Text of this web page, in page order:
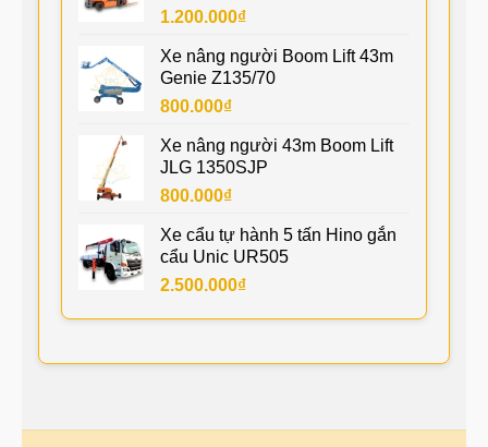
1.200.000₫
Xe nâng người Boom Lift 43m
Genie Z135/70
800.000₫
Xe nâng người 43m Boom Lift
JLG 1350SJP
800.000₫
Xe cẩu tự hành 5 tấn Hino gắn
cẩu Unic UR505
2.500.000₫